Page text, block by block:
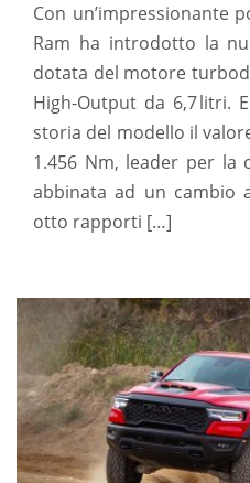
Con un’impressionante
Ram ha introdotto la
dotata del motore
High‑Output da 6,7 litri.
storia del modello il
1.456 Nm, leader per la
abbinata ad un cambio
otto rapporti […]